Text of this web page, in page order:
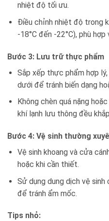
nhiệt độ tối ưu.
Điều chỉnh nhiệt độ trong
-18°C đến -22°C), phù
Bước 3: Lưu trữ thực phẩm
Sắp xếp thực phẩm hợp
dưới để tránh biến dạng
Không chèn quá nặng
khí lạnh lưu thông đều
Bước 4: Vệ sinh thường
Vệ sinh khoang và cửa
hoặc khi cần thiết.
Sử dụng dung dịch vệ sinh
để tránh ẩm mốc.
Tips nhỏ: